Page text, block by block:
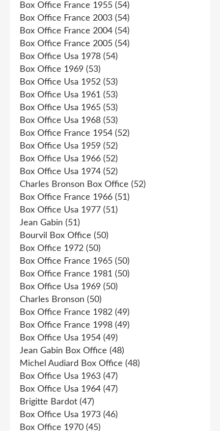
Box Office France 1955 (54)
Box Office France 2003 (54)
Box Office France 2004 (54)
Box Office France 2005 (54)
Box Office Usa 1978 (54)
Box Office 1969 (53)
Box Office Usa 1952 (53)
Box Office Usa 1961 (53)
Box Office Usa 1965 (53)
Box Office Usa 1968 (53)
Box Office France 1954 (52)
Box Office Usa 1959 (52)
Box Office Usa 1966 (52)
Box Office Usa 1974 (52)
Charles Bronson Box Office (52)
Box Office France 1966 (51)
Box Office Usa 1977 (51)
Jean Gabin (51)
Bourvil Box Office (50)
Box Office 1972 (50)
Box Office France 1965 (50)
Box Office France 1981 (50)
Box Office Usa 1969 (50)
Charles Bronson (50)
Box Office France 1982 (49)
Box Office France 1998 (49)
Box Office Usa 1954 (49)
Jean Gabin Box Office (48)
Michel Audiard Box Office (48)
Box Office Usa 1963 (47)
Box Office Usa 1964 (47)
Brigitte Bardot (47)
Box Office Usa 1973 (46)
Box Office 1970 (45)